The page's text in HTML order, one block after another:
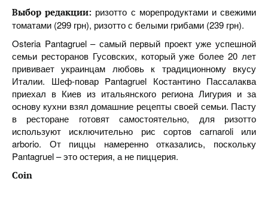
Выбор редакции: ризотто с морепродуктами и свежими
томатами (299 грн), ризотто с белыми грибами (239 грн).
Osteria Pantagruel – самый первый проект уже успешной
семьи ресторанов Гусовских, который уже более 20 лет
прививает украинцам любовь к традиционному вкусу
Италии. Шеф-повар Pantagruel Костантино Пассалаква
приехал в Киев из итальянского региона Лигурия и за
основу кухни взял домашние рецепты своей семьи. Пасту
в ресторане готовят самостоятельно, для ризотто
используют исключительно рис сортов carnaroli или
arborio. От пиццы намеренно отказались, поскольку
Pantagruel – это остерия, а не пиццерия.
Coin